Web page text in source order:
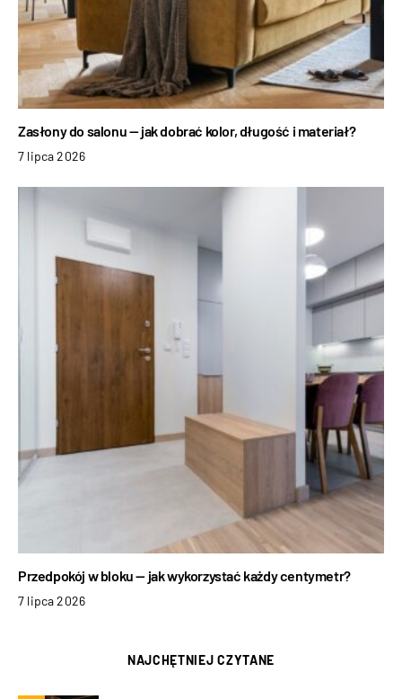
Zasłony do salonu — jak dobrać kolor, długość i materiał?
7 lipca 2026
Przedpokój w bloku — jak wykorzystać każdy centymetr?
7 lipca 2026
NAJCHĘTNIEJ CZYTANE